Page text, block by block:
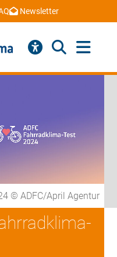
Newsletter
© ADFC/April Agentur